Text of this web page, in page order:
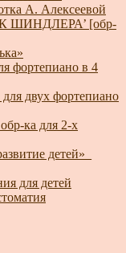
А. Алексеевой
ШИНДЛЕРА’ [обр-
фортепиано в 4
двух фортепиано
ка для 2-х
детей»_
для детей